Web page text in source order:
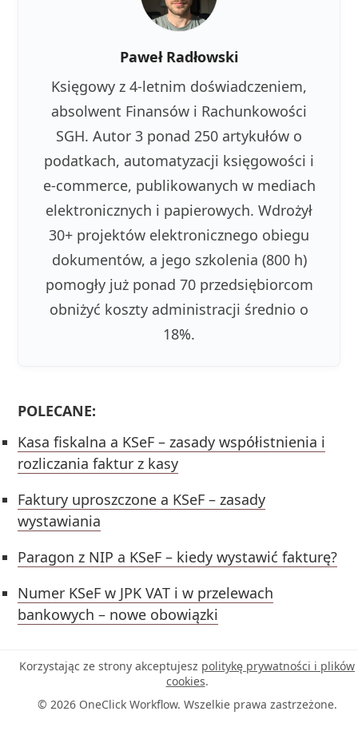
Paweł Radłowski
Księgowy z 4-letnim doświadczeniem,
absolwent Finansów i Rachunkowości
SGH. Autor 3 ponad 250 artykułów o
podatkach, automatyzacji księgowości i
e-commerce, publikowanych w mediach
elektronicznych i papierowych. Wdrożył
30+ projektów elektronicznego obiegu
dokumentów, a jego szkolenia (800 h)
pomogły już ponad 70 przedsiębiorcom
obniżyć koszty administracji średnio o
18%.
POLECANE:
Kasa fiskalna a KSeF – zasady współistnienia i
rozliczania faktur z kasy
Faktury uproszczone a KSeF – zasady
wystawiania
Paragon z NIP a KSeF – kiedy wystawić fakturę?
Numer KSeF w JPK VAT i w przelewach
bankowych – nowe obowiązki
Korzystając ze strony akceptujesz politykę prywatności i plików
cookies.
© 2026 OneClick Workflow. Wszelkie prawa zastrzeżone.